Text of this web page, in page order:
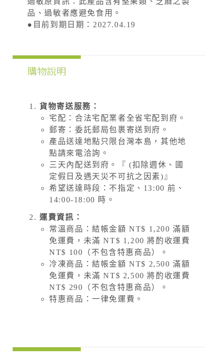
品、過敏者應避免食用。
●目前到期日期：2027.04.19
購物說明
貨物寄送服務：
宅配：合法宅配業者全省宅配到府。
郵寄：委託郵局包裹寄送到府。
產品送達地點只限台灣本島，其他地
點請來電洽詢。
三天內配送到府。『 (扣除週休、國
定假日及遇天災不可抗之因素)』
希望送達時段：不指定、13:00 前、
14:00-18:00 時。
運費資訊：
常溫商品：結帳金額 NT$ 1,200 滿額
免運費，未滿 NT$ 1,200 將酌收運費
NT$ 100（不包含特惠商品）。
冷凍商品：結帳金額 NT$ 2,500 滿額
免運費，未滿 NT$ 2,500 將酌收運費
NT$ 290（不包含特惠商品）。
特惠商品：一律免運費。